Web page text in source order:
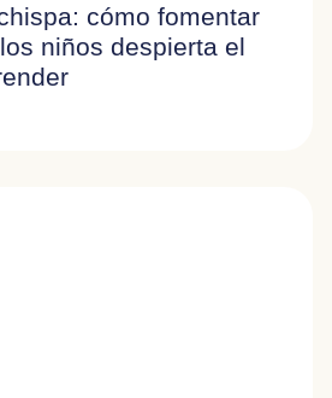
cómo fomentar
niños despierta el